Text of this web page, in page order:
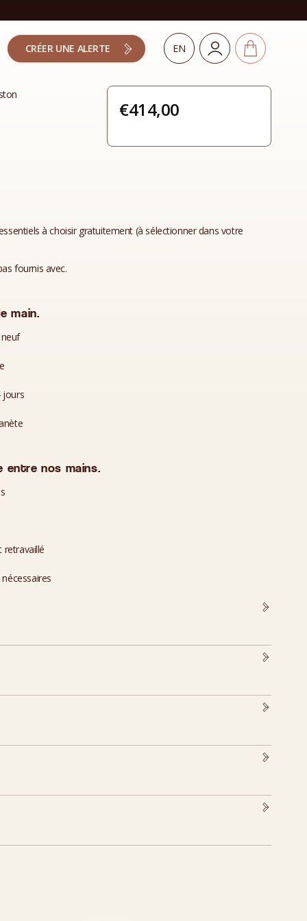
CRÉER UNE ALERTE EN
à choisir gratuitement (à sélectionner dans votre
fournis avec.
main.
jours
entre nos mains.
retravaillé
€414,00